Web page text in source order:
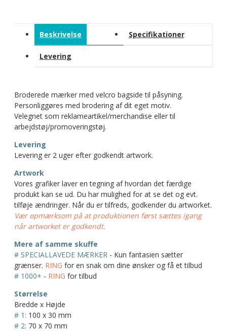
Beskrivelse Specifikationer
Levering
Broderede mærker med velcro bagside til påsyning.
Personliggøres med brodering af dit eget motiv.
Velegnet som reklameartikel/merchandise eller til
arbejdstøj/promoveringstøj.
Levering
Levering er 2 uger efter godkendt artwork.
Artwork
Vores grafiker laver en tegning af hvordan det færdige
produkt kan se ud. Du har mulighed for at se det og evt.
tilføje ændringer. Når du er tilfreds, godkender du artworket.
Vær opmærksom på at produktionen først sættes igang
når artworket er godkendt.
Mere af samme skuffe
# SPECIALLAVEDE MÆRKER - Kun fantasien sætter
grænser. RING for en snak om dine ønsker og få et tilbud
# 1000+ - RING for tilbud
Størrelse
Bredde x Højde
# 1: 100 x 30 mm
# 2: 70 x 70 mm